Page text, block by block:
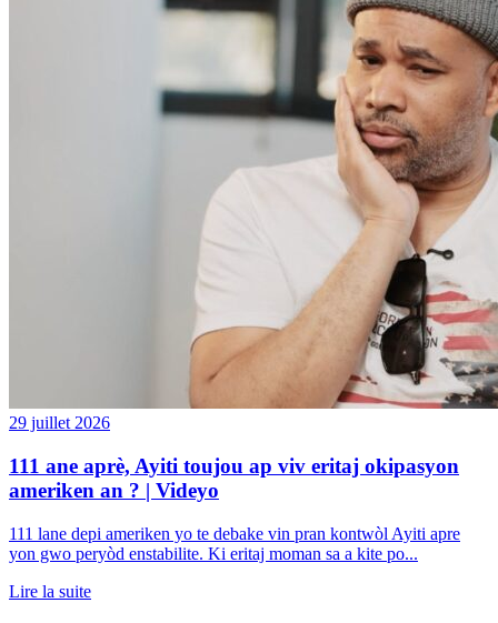
29 juillet 2026
111 ane aprè, Ayiti toujou ap viv eritaj okipasyon
ameriken an ? | Videyo
111 lane depi ameriken yo te debake vin pran kontwòl Ayiti apre
yon gwo peryòd enstabilite. Ki eritaj moman sa a kite po...
Lire la suite